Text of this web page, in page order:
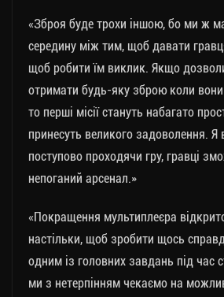
«Зброя буде трохи іншою, бо ми ж
середину між тим, щоб давати
щоб робити їм виклик. Якщо
отримати будь-яку зброю коли вони
то перші місії стануть набагато
принесуть великого задоволення.
поступово проходячи гру, гравці
непоганий арсенал.»
«Покращення мультиплеєра
настільки, щоб зробити щось
одним із головних завдань під час
ми з нетерпінням чекаємо на